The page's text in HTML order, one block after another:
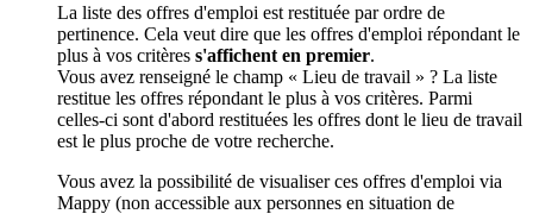
La liste des offres d'emploi est restituée par ordre de
pertinence. Cela veut dire que les offres d'emploi répondant le
plus à vos critères s'affichent en premier.
Vous avez renseigné le champ « Lieu de travail » ? La liste
restitue les offres répondant le plus à vos critères. Parmi
celles-ci sont d'abord restituées les offres dont le lieu de travail
est le plus proche de votre recherche.
Vous avez la possibilité de visualiser ces offres d'emploi via
Mappy (non accessible aux personnes en situation de